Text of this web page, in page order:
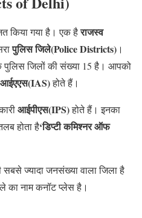
किया गया है। एक हैराजस्व
पुलिस जिले(Police Districts) ।
पुलिस जिलों की संख्या 15 है। आपको
आईएएस(IAS)होते हैं।
आईपीएस(IPS)होते हैं। इनका
होता है‘डिप्टी कमिश्नर ऑफ
ज्यादा जनसंख्या वाला जिला है
नाम कनॉट प्लेस है।